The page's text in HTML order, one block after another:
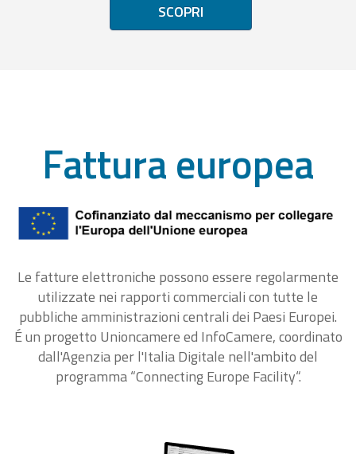
SCOPRI
Fattura europea
Le fatture elettroniche possono essere regolarmente
utilizzate nei rapporti commerciali con tutte le
pubbliche amministrazioni centrali dei Paesi Europei.
É un progetto Unioncamere ed InfoCamere, coordinato
dall'Agenzia per l'Italia Digitale nell'ambito del
programma “Connecting Europe Facility“.